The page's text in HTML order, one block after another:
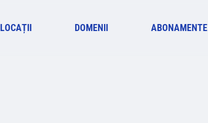
LOCAȚII DOMENII ABONAMENTE